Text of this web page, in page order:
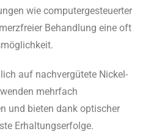
wie computergesteuerter
Behandlung eine oft
auf nachvergütete Nickel-
mehrfach
und bieten dank optischer
Erhaltungserfolge.